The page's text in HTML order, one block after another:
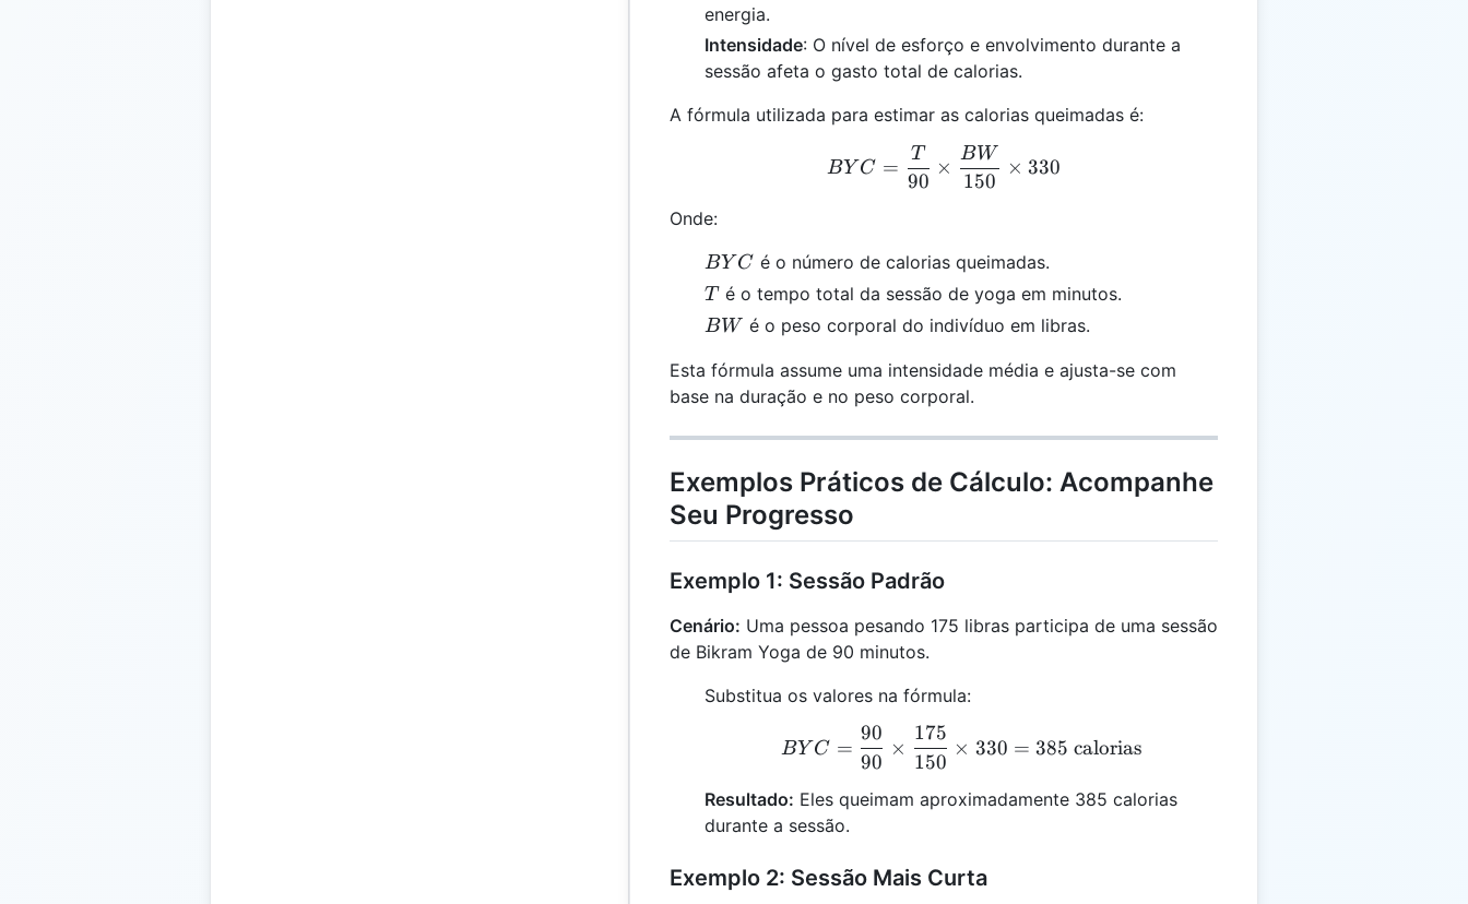
energia.
Intensidade: O nível de esforço e envolvimento durante a
sessão afeta o gasto total de calorias.
A fórmula utilizada para estimar as calorias queimadas é:
BYC = \frac{T}{90} \times \frac{BW}{150} \times 330
BY C =
90
T
×
150
BW
× 330
Onde:
BYC
BY C é o número de calorias queimadas.
T
T é o tempo total da sessão de yoga em minutos.
BW
BW é o peso corporal do indivíduo em libras.
Esta fórmula assume uma intensidade média e ajusta-se com
base na duração e no peso corporal.
Exemplos Práticos de Cálculo: Acompanhe
Seu Progresso
Exemplo 1: Sessão Padrão
Cenário: Uma pessoa pesando 175 libras participa de uma sessão
de Bikram Yoga de 90 minutos.
Substitua os valores na fórmula:
BYC = \frac{90}{90} \times \frac{175}{150} \times
BY C =
90
90
×
150
175
× 330 = 385 calorias
Resultado: Eles queimam aproximadamente 385 calorias
durante a sessão.
Exemplo 2: Sessão Mais Curta